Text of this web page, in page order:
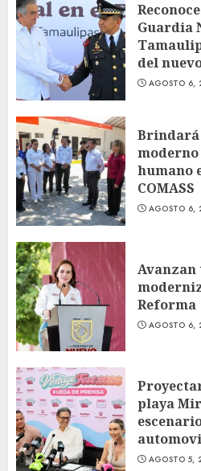
Guardia
del
AGOSTO 6,
Brindará
moderno
humano
COMASS
AGOSTO 6,
Avanzan
Reforma
AGOSTO 6,
playa
AGOSTO 5,